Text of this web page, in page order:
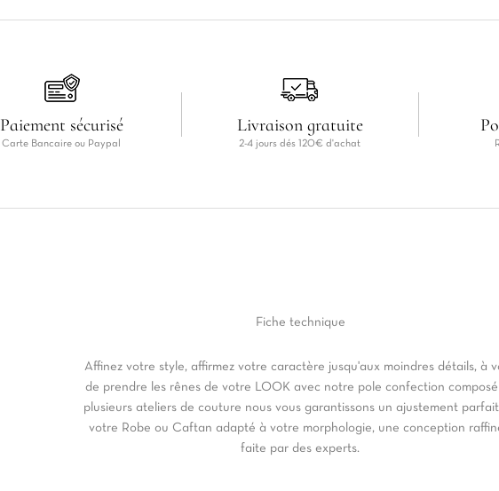
Paiement sécurisé
Carte Bancaire ou Paypal
Livraison gratuite
2-4 jours dés 120€ d'achat
Fiche technique
Affinez votre style, affirmez votre caractère jusqu'aux moindres détails, à
de prendre les rênes de votre LOOK avec notre pole confection
plusieurs ateliers de couture nous vous garantissons un ajustement
votre Robe ou Caftan adapté à votre morphologie, une conception
faite par des experts.